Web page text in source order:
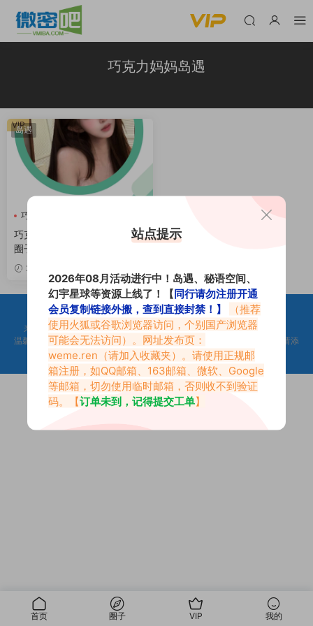
巧克力妈妈岛遇
岛遇
巧克力妈妈
巧克力妈妈岛遇岛屿APP专属
圈子合集
2026-07-31
VIP
来不及找到心仪的内容？按 Ctr + D
收藏微密吧【Weme.Ren】
温馨提示：本站是只搬运福利但不生产福利。如果你觉得本站做的不错，请添
加到收藏夹！|网站地图
首页 圈子 VIP 我的
站点提示
2026年08月活动进行中！岛遇、秘语空间、
幻宇星球等资源上线了！【同行请勿注册开通
会员复制链接外搬，查到直接封禁！】
（推荐
使用火狐或谷歌浏览器访问，个别国产浏览器
可能会无法访问）。网址发布页：
weme.ren （请加入收藏夹）。请使用正规邮
箱注册，如QQ邮箱、163邮箱、微软、Google
等邮箱，切勿使用临时邮箱，否则收不到验证
码。【订单未到，记得提交工单】